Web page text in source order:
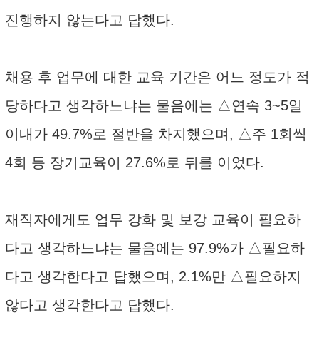
진행하지 않는다고 답했다.
채용 후 업무에 대한 교육 기간은 어느 정도가 적
당하다고 생각하느냐는 물음에는 △연속 3~5일
이내가 49.7%로 절반을 차지했으며, △주 1회씩
4회 등 장기교육이 27.6%로 뒤를 이었다.
재직자에게도 업무 강화 및 보강 교육이 필요하
다고 생각하느냐는 물음에는 97.9%가 △필요하
다고 생각한다고 답했으며, 2.1%만 △필요하지
않다고 생각한다고 답했다.